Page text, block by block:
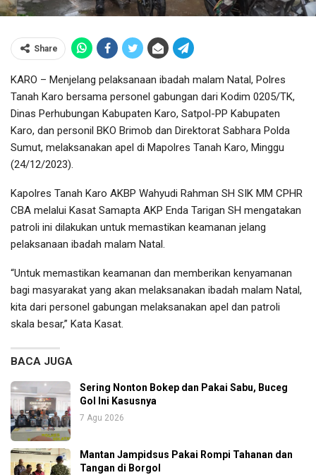
Share
KARO – Menjelang pelaksanaan ibadah malam Natal, Polres
Tanah Karo bersama personel gabungan dari Kodim 0205/TK,
Dinas Perhubungan Kabupaten Karo, Satpol-PP Kabupaten
Karo, dan personil BKO Brimob dan Direktorat Sabhara Polda
Sumut, melaksanakan apel di Mapolres Tanah Karo, Minggu
(24/12/2023).
Kapolres Tanah Karo AKBP Wahyudi Rahman SH SIK MM CPHR
CBA melalui Kasat Samapta AKP Enda Tarigan SH mengatakan
patroli ini dilakukan untuk memastikan keamanan jelang
pelaksanaan ibadah malam Natal.
“Untuk memastikan keamanan dan memberikan kenyamanan
bagi masyarakat yang akan melaksanakan ibadah malam Natal,
kita dari personel gabungan melaksanakan apel dan patroli
skala besar,” Kata Kasat.
BACA JUGA
Sering Nonton Bokep dan Pakai Sabu, Buceg
Gol Ini Kasusnya
7 Agu 2026
Mantan Jampidsus Pakai Rompi Tahanan dan
Tangan di Borgol